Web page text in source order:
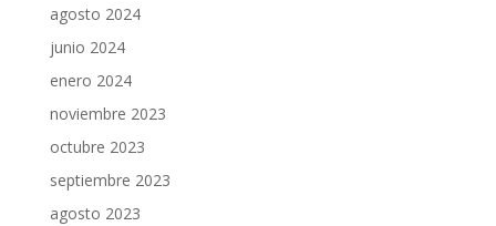
agosto 2024
junio 2024
enero 2024
noviembre 2023
octubre 2023
septiembre 2023
agosto 2023